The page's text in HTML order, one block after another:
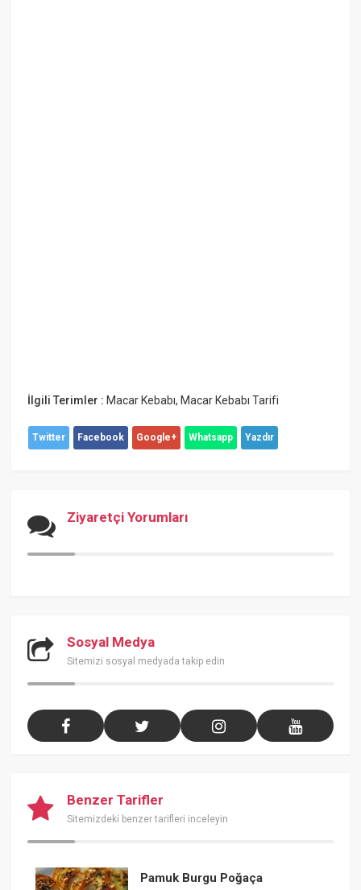
İlgili Terimler : Macar Kebabı, Macar Kebabı Tarifi
Twitter Facebook Google+ Whatsapp Yazdır
Ziyaretçi Yorumları
Sosyal Medya
Sitemizi sosyal medyada takip edin
Benzer Tarifler
Sitemizdeki benzer tarifleri inceleyin
Pamuk Burgu Poğaça